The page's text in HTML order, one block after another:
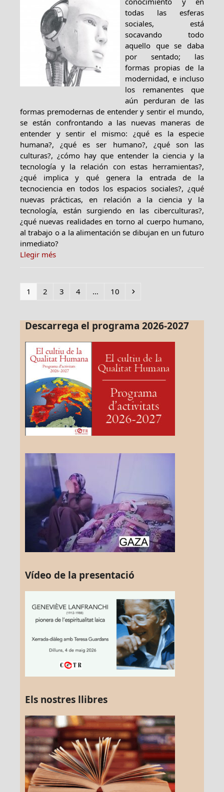
todas las esferas
sociales, está
socavando todo
aquello que se daba
por sentado; las
formas propias de la
modernidad, e incluso
los remanentes que
aún perduran de las
formas premodernas de entender y sentir el mundo,
se están confrontando a las nuevas maneras de
entender y sentir el mismo: ¿qué es la especie
humana?, ¿qué es ser humano?, ¿qué son las
culturas?, ¿cómo hay que entender la ciencia y la
tecnología y la relación con estas herramientas?,
¿qué implica y qué genera la entrada de la
tecnociencia en todos los espacios sociales?, ¿qué
nuevas prácticas, en relación a la ciencia y la
tecnología, están surgiendo en las ciberculturas?,
¿qué nuevas realidades en torno al cuerpo humano,
al trabajo o a la alimentación se dibujan en un futuro
inmediato?
Llegir més
Page
1 Page
2 Page
3 Page
4 … Page
10 Next
Descarrega el programa 2026-2027
Vídeo de la presentació
Els nostres llibres